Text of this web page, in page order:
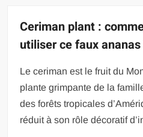
Ceriman plant :
utiliser ce faux ananas
Le ceriman est le fruit du
plante grimpante de la
des forêts tropicales
réduit à son rôle décoratif